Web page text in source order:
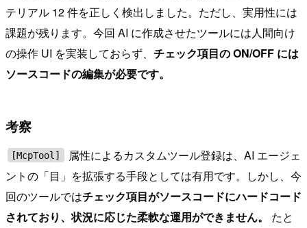
テリアル 12 件を正しく検出しました。ただし、実用性には
課題が残ります。今回 AI に作成させたツールには人間向け
の操作 UI を実装しておらず、 チェック項目の ON/OFF には
ソースコードの編集が必要です。
考察
[McpTool]
属性によるカスタムツール登録は、AI エージェ
ントの「目」を拡張する手段としては有用です。しかし、今
回のツールではチェック項目がソースコードにハードコード
されており、状況に応じた柔軟な運用ができません。
たと